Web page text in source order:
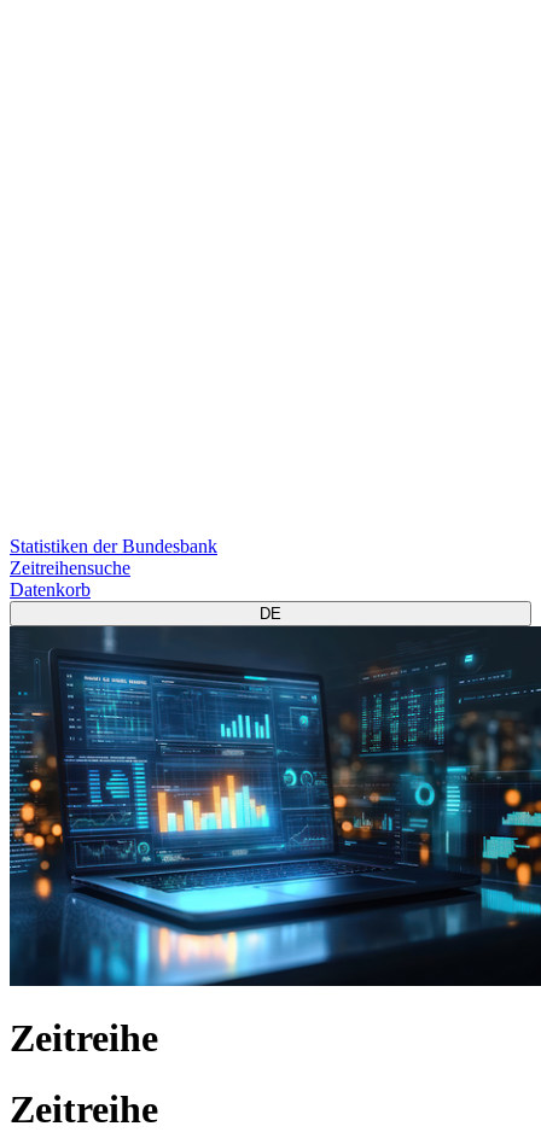
Statistiken der Bundesbank
Zeitreihensuche
Datenkorb
DE
Zeitreihe
Zeitreihe